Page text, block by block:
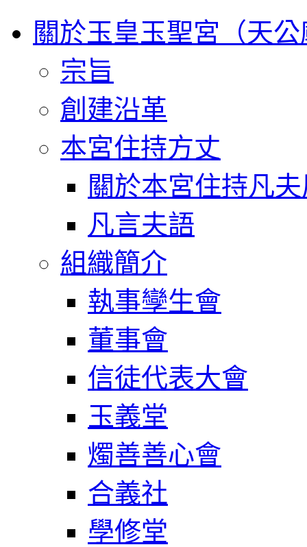
關於玉皇玉聖宮（天
宗旨
創建沿革
本宮住持方丈
關於本宮住持凡
凡言夫語
組織簡介
執事孿生會
董事會
信徒代表大會
玉義堂
燭善善心會
合義社
學修堂